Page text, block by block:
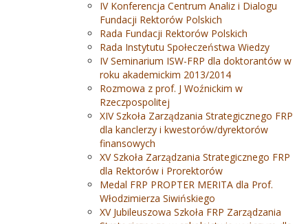
IV Konferencja Centrum Analiz i Dialogu
Fundacji Rektorów Polskich
Rada Fundacji Rektorów Polskich
Rada Instytutu Społeczeństwa Wiedzy
IV Seminarium ISW-FRP dla doktorantów w
roku akademickim 2013/2014
Rozmowa z prof. J Woźnickim w
Rzeczpospolitej
XIV Szkoła Zarządzania Strategicznego FRP
dla kanclerzy i kwestorów/dyrektorów
finansowych
XV Szkoła Zarządzania Strategicznego FRP
dla Rektorów i Prorektorów
Medal FRP PROPTER MERITA dla Prof.
Włodzimierza Siwińskiego
XV Jubileuszowa Szkoła FRP Zarządzania